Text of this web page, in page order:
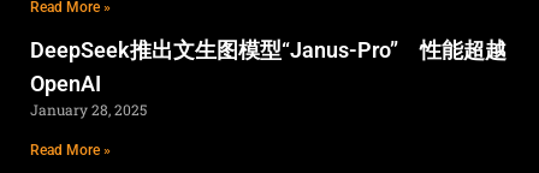
Read More »
DeepSeek推出文生图模型“Janus-Pro” 性能超越
OpenAI
January 28, 2025
Read More »